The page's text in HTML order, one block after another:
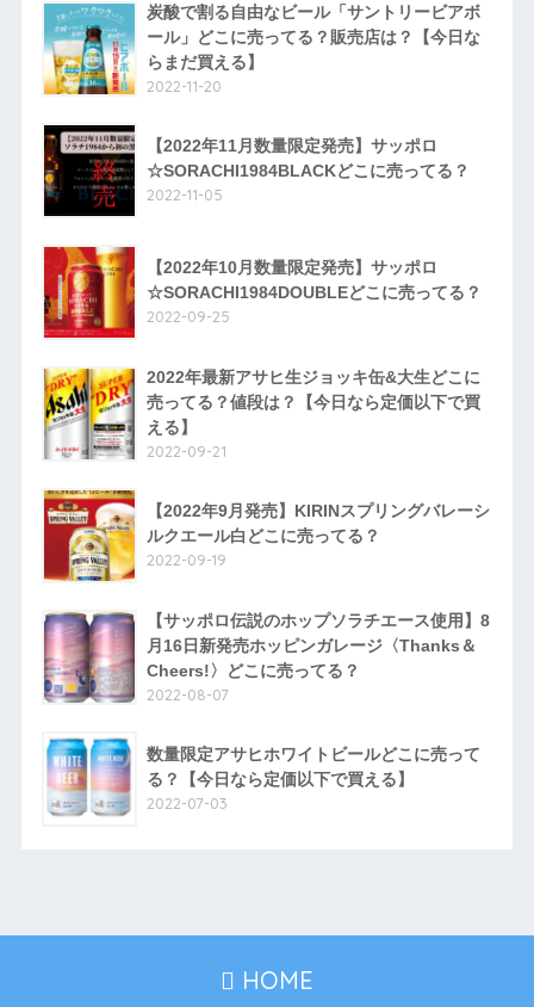
炭酸で割る自由なビール「サントリービアボ
ール」どこに売ってる？販売店は？【今日な
らまだ買える】
2022-11-20
【2022年11月数量限定発売】サッポロ
☆SORACHI1984BLACKどこに売ってる？
2022-11-05
【2022年10月数量限定発売】サッポロ
☆SORACHI1984DOUBLEどこに売ってる？
2022-09-25
2022年最新アサヒ生ジョッキ缶&大生どこに
売ってる？値段は？【今日なら定価以下で買
える】
2022-09-21
【2022年9月発売】KIRINスプリングバレーシ
ルクエール白どこに売ってる？
2022-09-19
【サッポロ伝説のホップソラチエース使用】8
月16日新発売ホッピンガレージ〈Thanks＆
Cheers!〉どこに売ってる？
2022-08-07
数量限定アサヒホワイトビールどこに売って
る？【今日なら定価以下で買える】
2022-07-03
HOME